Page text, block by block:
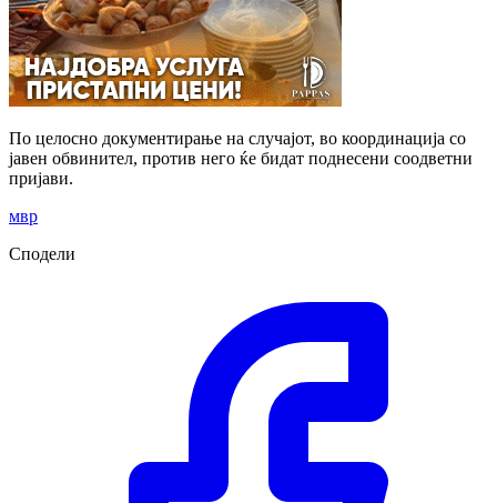
По целосно документирање на случајот, во координација со
јавен обвинител, против него ќе бидат поднесени соодветни
пријави.
мвр
Сподели